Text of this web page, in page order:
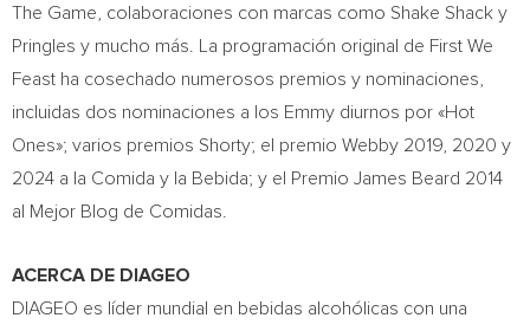
The Game, colaboraciones con marcas como Shake Shack y
Pringles y mucho más. La programación original de First We
Feast ha cosechado numerosos premios y nominaciones,
incluidas dos nominaciones a los Emmy diurnos por «Hot
Ones»; varios premios Shorty; el premio Webby 2019, 2020 y
2024 a la Comida y la Bebida; y el Premio James Beard 2014
al Mejor Blog de Comidas.
ACERCA DE DIAGEO
DIAGEO es líder mundial en bebidas alcohólicas con una